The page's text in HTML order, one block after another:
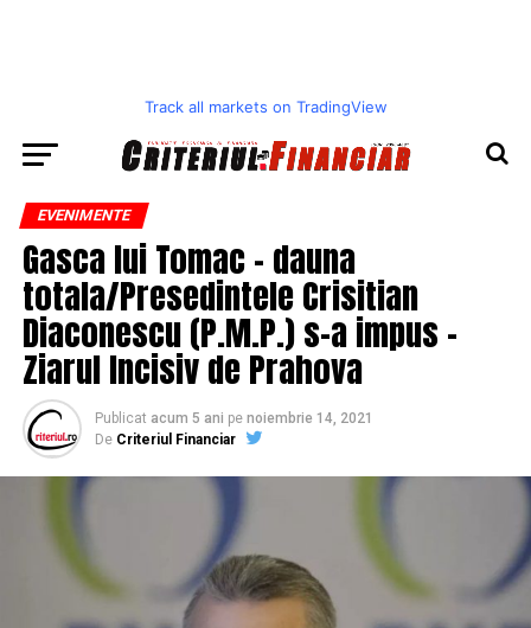
Track all markets on TradingView
EVENIMENTE
Gasca lui Tomac – dauna
totala/Presedintele Crisitian
Diaconescu (P.M.P.) s-a impus –
Ziarul Incisiv de Prahova
Publicat acum 5 ani pe noiembrie 14, 2021
De Criteriul Financiar